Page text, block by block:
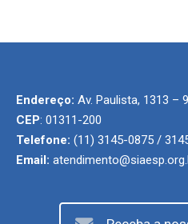
Endereço: Av. Paulista, 1313 –
CEP: 01311-200
Telefone: (11) 3145-0875 /
Email: